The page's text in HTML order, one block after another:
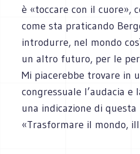
è «toccare con il cuore»,
come sta praticando
introdurre, nel mondo
un altro futuro, per le
Mi piacerebbe trovare in
congressuale l’audacia e
una indicazione di questa
«Trasformare il mondo,